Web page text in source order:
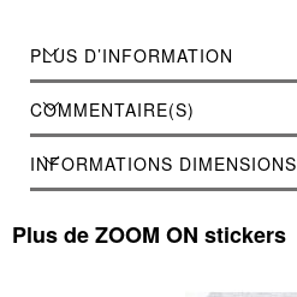
PLUS D’INFORMATION
COMMENTAIRE(S)
INFORMATIONS DIMENSIONS
Plus de ZOOM ON stickers